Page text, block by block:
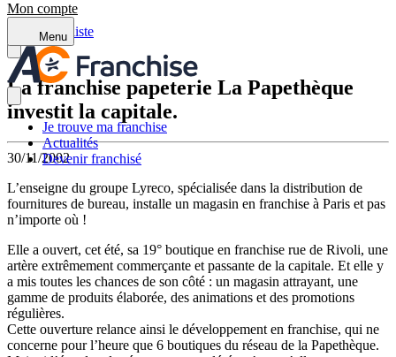
Mon compte
Menu
Je trouve ma franchise
Actualités
Devenir franchisé
Retour à la liste
La franchise papeterie La Papethèque
investit la capitale.
30/11/2002
L’enseigne du groupe Lyreco, spécialisée dans la distribution de
fournitures de bureau, installe un magasin en franchise à Paris et pas
n’importe où !
Elle a ouvert, cet été, sa 19° boutique en franchise rue de Rivoli, une
artère extrêmement commerçante et passante de la capitale. Et elle y
a mis toutes les chances de son côté : un magasin attrayant, une
gamme de produits élaborée, des animations et des promotions
régulières.
Cette ouverture relance ainsi le développement en franchise, qui ne
concerne pour l’heure que 6 boutiques du réseau de la Papethèque.